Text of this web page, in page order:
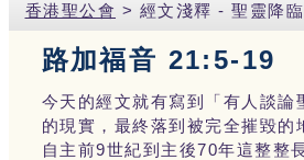
香港聖公會 > 經文淺釋 - 聖靈降
路加福音 21:5-19
今天的經文就有寫到「有人談
的現實，最終落到被完全摧毀的
自主前9世紀到主後70年這整整